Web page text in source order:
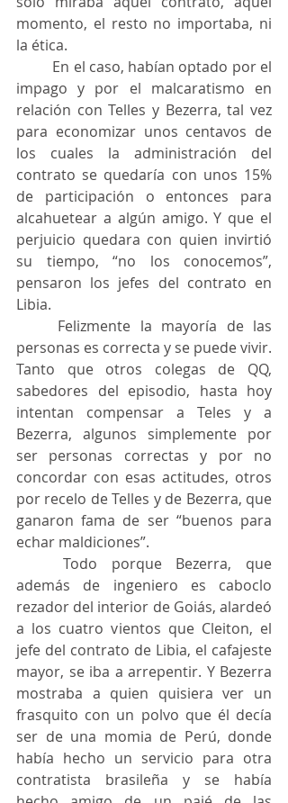
momento, el resto no importaba, ni
la ética.
impago y por el malcaratismo en
relación con Telles y Bezerra, tal vez
para economizar unos centavos de
los cuales la administración del
contrato se quedaría con unos 15%
de participación o entonces para
alcahuetear a algún amigo. Y que el
perjuicio quedara con quien invirtió
su tiempo, “no los conocemos”,
pensaron los jefes del contrato en
Libia.
personas es correcta y se puede vivir.
Tanto que otros colegas de QQ,
sabedores del episodio, hasta hoy
intentan compensar a Teles y a
Bezerra, algunos simplemente por
ser personas correctas y por no
concordar con esas actitudes, otros
por recelo de Telles y de Bezerra, que
ganaron fama de ser “buenos para
echar maldiciones”.
además de ingeniero es caboclo
rezador del interior de Goiás, alardeó
a los cuatro vientos que Cleiton, el
jefe del contrato de Libia, el cafajeste
mayor, se iba a arrepentir. Y Bezerra
mostraba a quien quisiera ver un
frasquito con un polvo que él decía
ser de una momia de Perú, donde
había hecho un servicio para otra
contratista brasileña y se había